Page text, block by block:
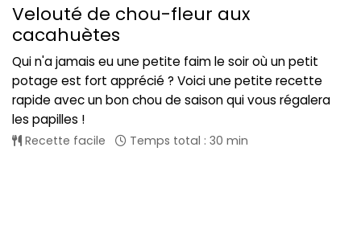
Velouté de chou-fleur aux
cacahuètes
Qui n'a jamais eu une petite faim le soir où un petit
potage est fort apprécié ? Voici une petite recette
rapide avec un bon chou de saison qui vous régalera
les papilles !
Recette facile Temps total : 30 min